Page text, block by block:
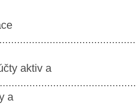
aktiv a
a